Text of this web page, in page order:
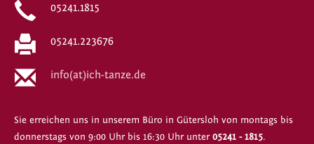
05241.1815
05241.223676
info(at)ich-tanze.de
Sie erreichen uns in unserem Büro in Gütersloh von montags bis
donnerstags von 9:00 Uhr bis 16:30 Uhr unter05241 - 1815.